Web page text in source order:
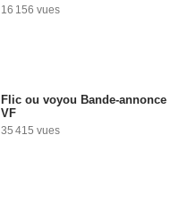
16 156 vues
Flic ou voyou Bande-annonce
VF
35 415 vues